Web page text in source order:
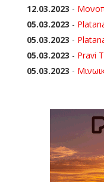
12.03.2023 -
05.03.2023 -
05.03.2023 -
05.03.2023 - Pravi
05.03.2023 -